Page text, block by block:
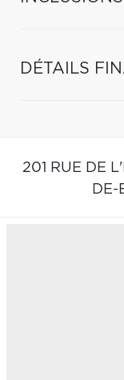
DÉTAILS
201 RUE DE
DE-